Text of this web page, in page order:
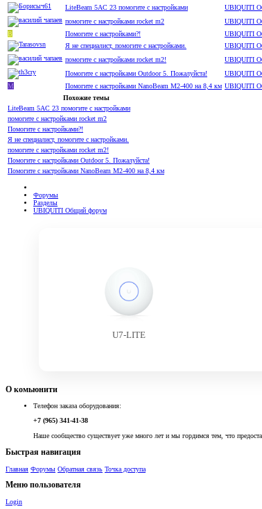
LiteBeam 5AC 23 помогите с настройками
UBIQUITI
помогите с настройками rocket m2
UBIQUITI
В
Помогите с настройками?! UBIQUITI
Я не специалист, помогите с настройками.
UBIQUITI
помогите с настройками rocket m2!
UBIQUITI
Помогите с настройками Outdoor 5. Пожалуйста!
UBIQUITI
M
Помогите с настройками NanoBeam M2-400 на 8,4 км UBIQUITI
Похожие темы
LiteBeam 5AC 23 помогите с настройками
помогите с настройками rocket m2
Помогите с настройками?!
Я не специалист, помогите с настройками.
помогите с настройками rocket m2!
Помогите с настройками Outdoor 5. Пожалуйста!
Помогите с настройками NanoBeam M2-400 на 8,4 км
Форумы
Разделы
UBIQUITI Общий форум
U7-LITE
О комьюнити
Телефон заказа оборудования:
+7 (965) 341-41-38
Наше сообщество существует уже много лет и мы гордимся тем, что
Быстрая навигация
Главная Форумы Обратная связь Точка доступа
Меню пользователя
Login